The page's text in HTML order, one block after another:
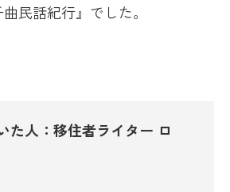
民話紀行』でした。
た人：移住者ライター ロ